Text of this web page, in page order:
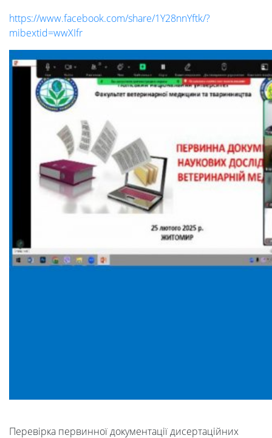
Абітурієнтам
Наука
Міжнародна
діяльність
Foreign
Students
https://www.facebook.com/share/1Y28nnYftk/?
mibextid=wwXIfr
Перевірка первинної документації дисертаційних